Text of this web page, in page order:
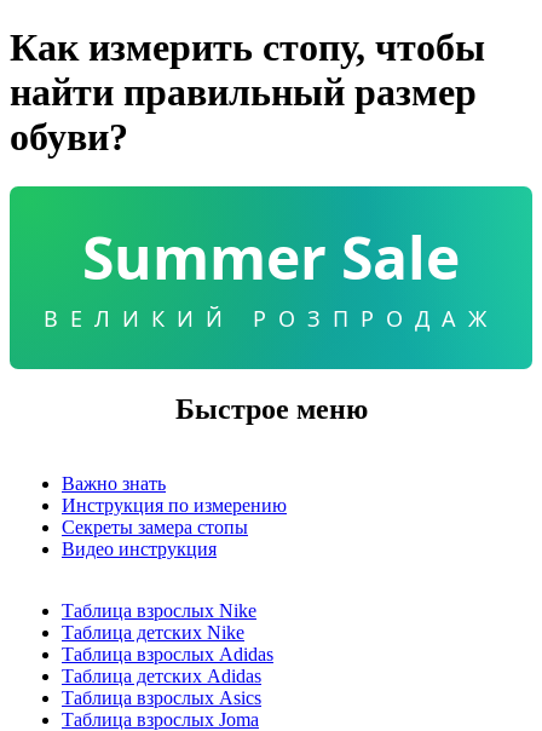
Как измерить стопу, чтобы
найти правильный размер
обуви?
Summer Sale
ВЕЛИКИЙ РОЗПРОДАЖ
Быстрое меню
Важно знать
Инструкция по измерению
Секреты замера стопы
Видео инструкция
Таблица взрослых Nike
Таблица детских Nike
Таблица взрослых Adidas
Таблица детских Adidas
Таблица взрослых Asics
Таблица взрослых Joma